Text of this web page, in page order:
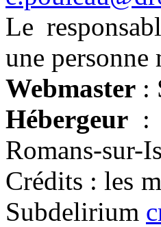
Le
une personne
Webmaster :
Hébergeur :
Romans-sur-
Crédits : les
Subdelirium